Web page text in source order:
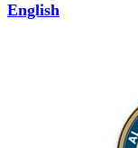
English